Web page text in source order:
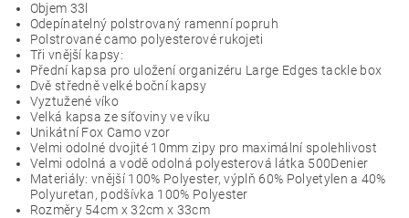
Objem 33l
Odepínatelný polstrovaný ramenní popruh
Polstrované camo polyesterové rukojeti
Tři vnější kapsy:
Přední kapsa pro uložení organizéru Large Edges tackle box
Dvě středně velké boční kapsy
Vyztužené víko
Velká kapsa ze síťoviny ve víku
Unikátní Fox Camo vzor
Velmi odolné dvojité 10mm zipy pro maximální spolehlivost
Velmi odolná a vodě odolná polyesterová látka 500Denier
Materiály: vnější 100% Polyester, výplň 60% Polyetylen a 40%
Polyuretan, podšívka 100% Polyester
Rozměry 54cm x 32cm x 33cm